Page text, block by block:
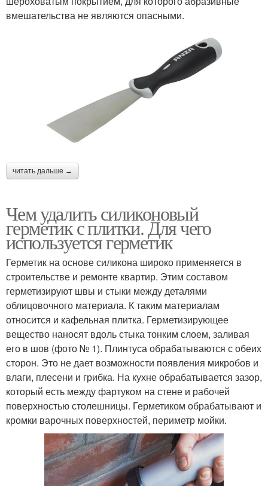
вмешательства не являются опасными.
читать дальше →
Чем удалить силиконовый
герметик с плитки. Для чего
используется герметик
Герметик на основе силикона широко применяется в
строительстве и ремонте квартир. Этим составом
герметизируют швы и стыки между деталями
облицовочного материала. К таким материалам
относится и кафельная плитка. Герметизирующее
вещество наносят вдоль стыка тонким слоем, заливая
его в шов (фото № 1). Плинтуса обрабатываются с обеих
сторон. Это не дает возможности появления микробов и
влаги, плесени и грибка. На кухне обрабатывается зазор,
который есть между фартуком на стене и рабочей
поверхностью столешницы. Герметиком обрабатывают и
кромки варочных поверхностей, периметр мойки.